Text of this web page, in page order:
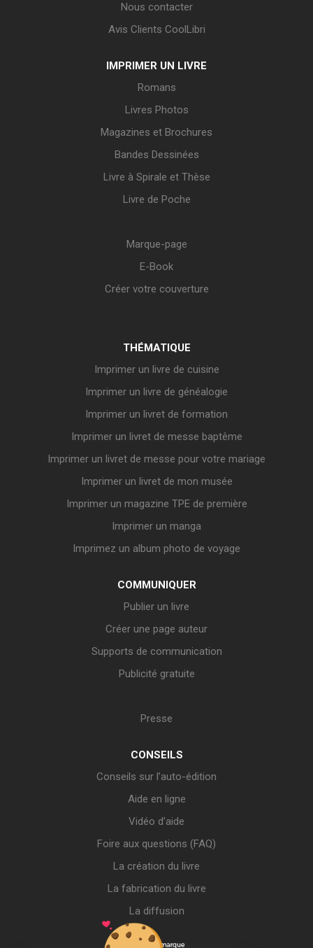
Nous contacter
Avis Clients CoolLibri
IMPRIMER UN LIVRE
Romans
Livres Photos
Magazines et Brochures
Bandes Dessinées
Livre à Spirale et Thèse
Livre de Poche
Marque-page
E-Book
Créer votre couverture
THÉMATIQUE
Imprimer un livre de cuisine
Imprimer un livre de généalogie
Imprimer un livret de formation
Imprimer un livret de messe baptême
Imprimer un livret de messe pour votre mariage
Imprimer un livret de mon musée
Imprimer un magazine TPE de première
Imprimer un manga
Imprimez un album photo de voyage
COMMUNIQUER
Publier un livre
Créer une page auteur
Supports de communication
Publicité gratuite
Presse
CONSEILS
Conseils sur l’auto-édition
Aide en ligne
Vidéo d’aide
Foire aux questions (FAQ)
La création du livre
La fabrication du livre
La diffusion